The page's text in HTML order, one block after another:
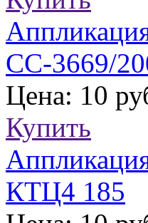
СС-3669/
Цена: 10
Купить
КТЦ4 185